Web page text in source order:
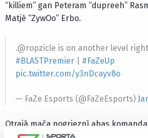
“killiem” gan Peteram “dupreeh”
Matjē “ZywOo” Erbo.
.@ropzicle is on another level
#BLASTPremier
#FaZeUp
pic.twitter.com/y3nDcayv8o
— FaZe Esports (@FaZeEsports)
Otrajā mača nogrieznī abas